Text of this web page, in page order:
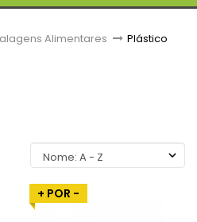
Alimentares > Plástico
+ POR -